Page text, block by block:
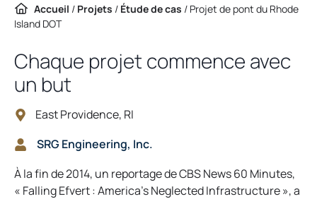
Accueil / Projets / Étude de cas / Projet de pont du Rhode
Island DOT
Chaque projet commence avec
un but
East Providence, RI
SRG Engineering, Inc.
À la fin de 2014, un reportage de CBS News 60 Minutes,
« Falling Efvert : America’s Neglected Infrastructure », a